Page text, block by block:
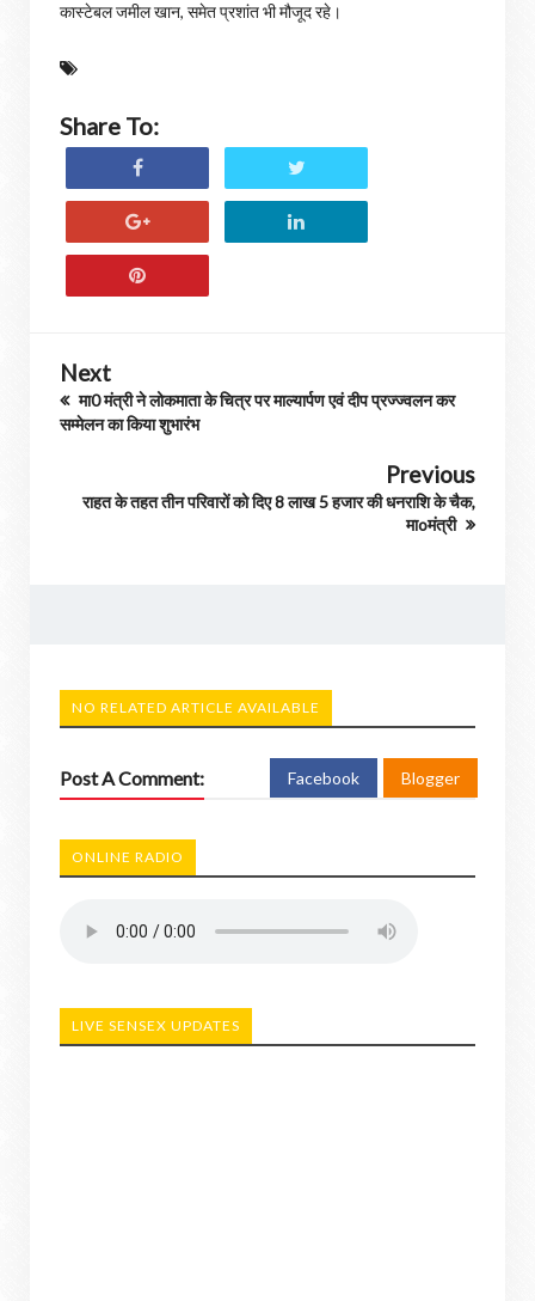
कास्टेबल जमील खान, समेत प्रशांत भी मौजूद रहे।
Share To:
Next
मा0 मंत्री ने लोकमाता के चित्र पर माल्यार्पण एवं दीप प्रज्ज्वलन कर
सम्मेलन का किया शुभारंभ
Previous
राहत के तहत तीन परिवारों को दिए 8 लाख 5 हजार की धनराशि के चैक,
माoमंत्री
NO RELATED ARTICLE AVAILABLE
Post A Comment: Facebook Blogger
ONLINE RADIO
LIVE SENSEX UPDATES